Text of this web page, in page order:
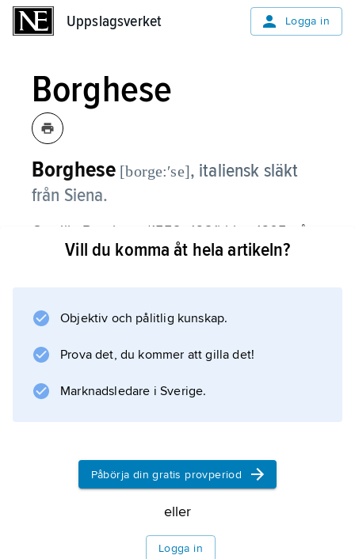
Uppslagsverket Logga in
Borghese
Borghese [borge:ʹse], italiensk släkt
från Siena.
Camillo Borghese (1552–1621) blev 1605 påve
under namnet Paul V. Efter honom
systerson kardinalen Scipio Borghese lät norr
släktens sommarpalats, känt för sina
konstsamlingar och 1900–02 inlöst av
italienska staten, som där inrättat konstmuseet
Information om artikeln
Vill du komma åt hela artikeln?
Objektiv och pålitlig kunskap.
Prova det, du kommer att gilla det!
Marknadsledare i Sverige.
Påbörja din gratis provperiod
eller
Logga in